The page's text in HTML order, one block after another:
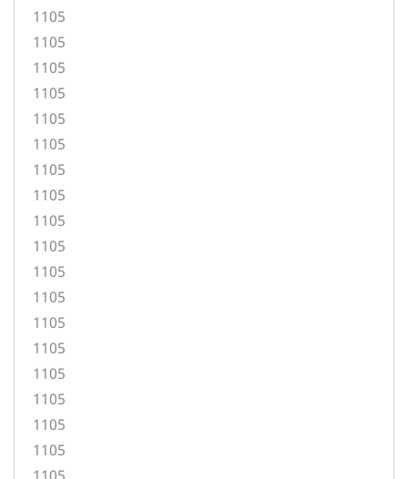
1105
1105
1105
1105
1105
1105
1105
1105
1105
1105
1105
1105
1105
1105
1105
1105
1105
1105